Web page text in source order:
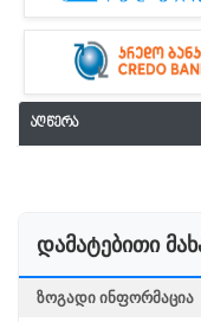
აღწერა
დამატებითი
ᲖᲝᲒᲐᲓᲘ ᲘᲜᲤᲝᲠᲛᲐᲪᲘᲐ